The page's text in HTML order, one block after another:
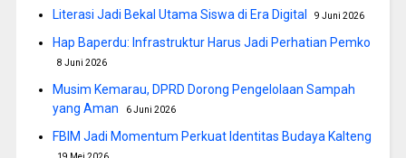
Literasi Jadi Bekal Utama Siswa di Era Digital 9 Juni 2026
Hap Baperdu: Infrastruktur Harus Jadi Perhatian Pemko
8 Juni 2026
Musim Kemarau, DPRD Dorong Pengelolaan Sampah
yang Aman
6 Juni 2026
FBIM Jadi Momentum Perkuat Identitas Budaya Kalteng